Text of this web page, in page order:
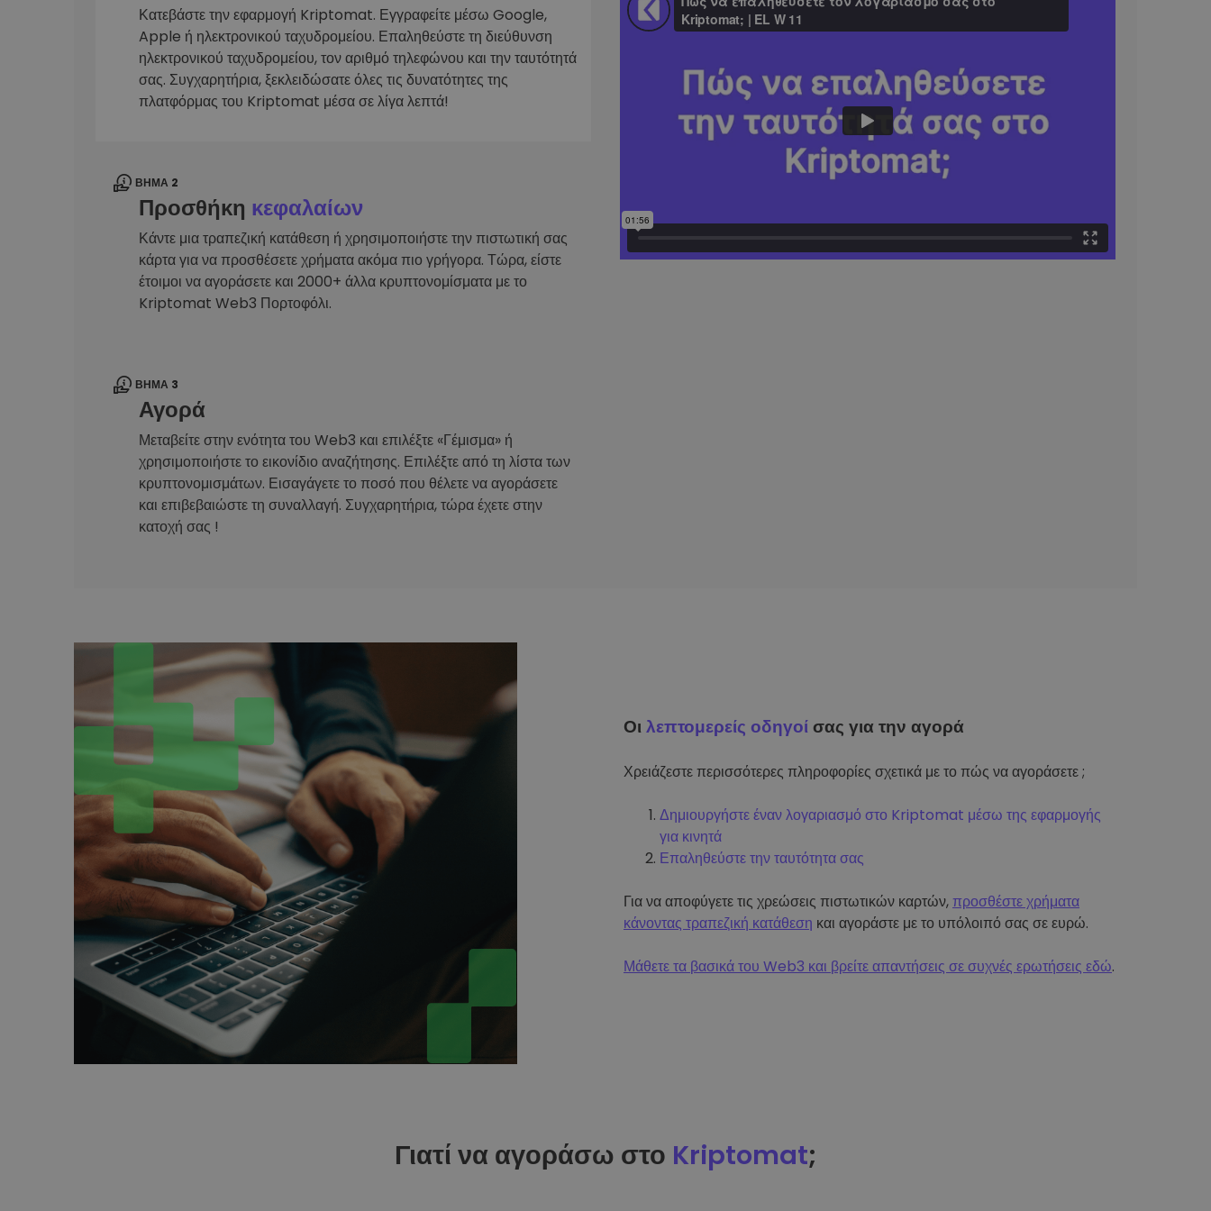
Εξερεύνηση επενδύσεων
Βρες τη δική σου crypto στρατηγική
Κατεβάστε την εφαρμογή Kriptomat. Εγγραφείτε μέσω Google,
Apple ή ηλεκτρονικού ταχυδρομείου. Επαληθεύστε τη διεύθυνση
ηλεκτρονικού ταχυδρομείου, τον αριθμό τηλεφώνου και την ταυτότητά
σας. Συγχαρητήρια, ξεκλειδώσατε όλες τις δυνατότητες της
πλατφόρμας του Kriptomat μέσα σε λίγα λεπτά!
ΒΉΜΑ 2
Προσθήκη κεφαλαίων
Κάντε μια τραπεζική κατάθεση ή χρησιμοποιήστε την πιστωτική σας
κάρτα για να προσθέσετε χρήματα ακόμα πιο γρήγορα. Τώρα, είστε
έτοιμοι να αγοράσετε και 2000+ άλλα κρυπτονομίσματα με το
Kriptomat Web3 Πορτοφόλι.
ΒΉΜΑ 3
Αγορά
Μεταβείτε στην ενότητα του Web3 και επιλέξτε «Γέμισμα» ή
χρησιμοποιήστε το εικονίδιο αναζήτησης. Επιλέξτε από τη λίστα των
κρυπτονομισμάτων. Εισαγάγετε το ποσό που θέλετε να αγοράσετε
και επιβεβαιώστε τη συναλλαγή. Συγχαρητήρια, τώρα έχετε στην
κατοχή σας !
Οιλεπτομερείς οδηγοί σας για την αγορά
Χρειάζεστε περισσότερες πληροφορίες σχετικά με το πώς να αγοράσετε ;
Δημιουργήστε έναν λογαριασμό στο Kriptomat μέσω της εφαρμογής
για κινητά
Επαληθεύστε την ταυτότητα σας
Για να αποφύγετε τις χρεώσεις πιστωτικών καρτών,προσθέστε χρήματα
κάνοντας τραπεζική κατάθεση και αγοράστε με το υπόλοιπό σας σε ευρώ.
Μάθετε τα βασικά του Web3 και βρείτε απαντήσεις σε συχνές ερωτήσεις εδώ.
Γιατί να αγοράσω στο Kriptomat;